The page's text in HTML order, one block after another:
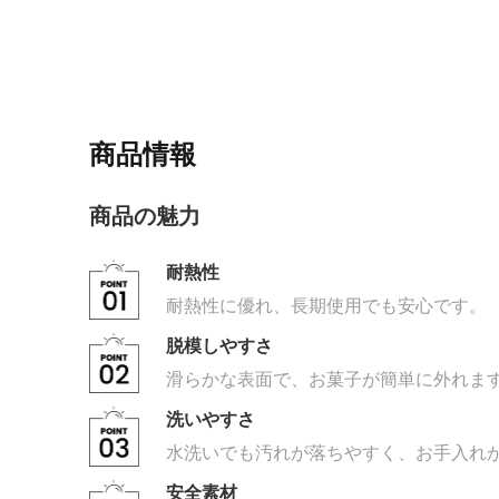
商品情報
商品の魅力
耐熱性
耐熱性に優れ、長期使用でも安心です。
脱模しやすさ
滑らかな表面で、お菓子が簡単に外れます
洗いやすさ
水洗いでも汚れが落ちやすく、お手入れ
安全素材